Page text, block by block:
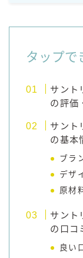
タップで
サント
の評価
サント
の基本
ブラ
デザ
原材
サント
の口コ
良い